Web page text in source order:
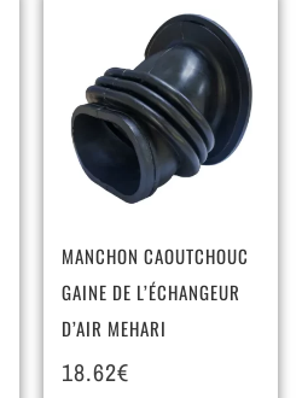
MANCHON CAOUTCHOUC
GAINE DE L’ÉCHANGEUR
D’AIR MEHARI
18.62€